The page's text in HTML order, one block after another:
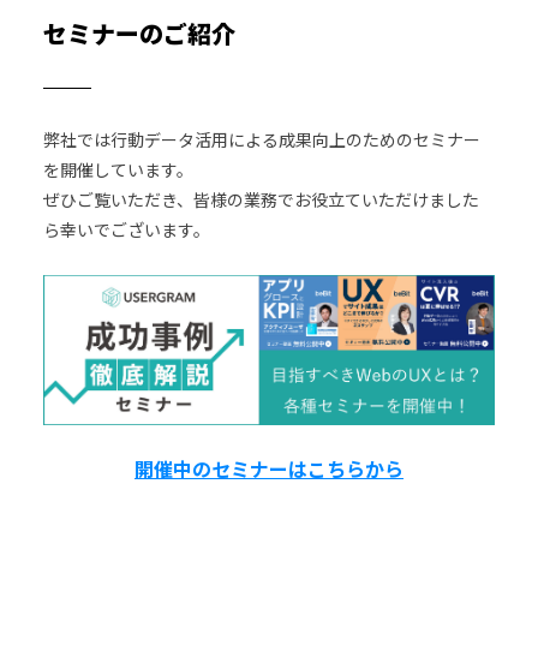
セミナーのご紹介
弊社では行動データ活用による成果向上のためのセミナー
を開催しています。
ぜひご覧いただき、皆様の業務でお役立ていただけました
ら幸いでございます。
開催中のセミナーはこちらから